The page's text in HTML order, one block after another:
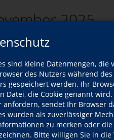
sind kleine Datenmengen,
des Nutzers während
gespeichert werden. Ihr
Datei, die Cookie genannt
anfordern, sendet Ihr Browser
wurden als zuverlässiger
zu merken oder
Bitte willigen Sie in die
2025
zurück
Kurse